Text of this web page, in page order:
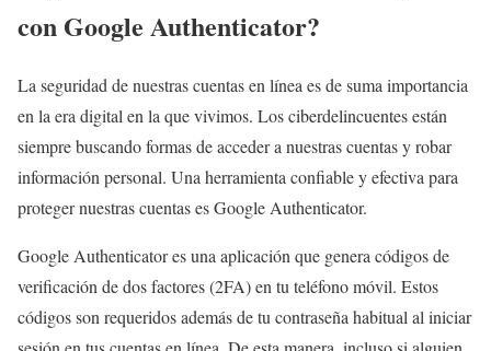
con Google Authenticator?
La seguridad de nuestras cuentas en línea es de suma importancia
en la era digital en la que vivimos. Los ciberdelincuentes están
siempre buscando formas de acceder a nuestras cuentas y robar
información personal. Una herramienta confiable y efectiva para
proteger nuestras cuentas es Google Authenticator.
Google Authenticator es una aplicación que genera códigos de
verificación de dos factores (2FA) en tu teléfono móvil. Estos
códigos son requeridos además de tu contraseña habitual al iniciar